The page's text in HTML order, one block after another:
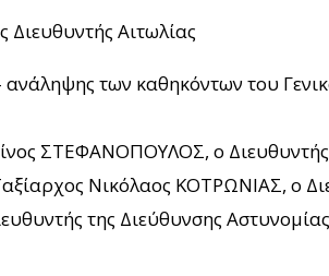
Αιτωλίας
των καθηκόντων του
ΣΤΕΦΑΝΟΠΟΥΛΟΣ, ο
Νικόλαος ΚΟΤΡΩΝΙΑΣ, ο
της Διεύθυνσης